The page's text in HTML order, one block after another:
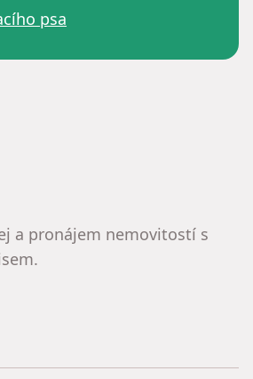
psa
a pronájem nemovitostí s